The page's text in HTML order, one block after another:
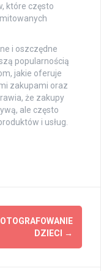
które często
i oszczędne
popularnością
jakie oferuje
zakupami oraz
że zakupy
ale często
i usług.
DZIECI
→